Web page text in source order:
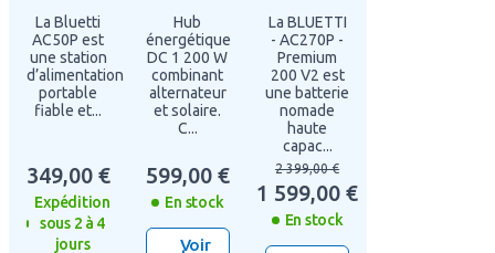
(LiFePO4) garantit une excellente stabilité thermique ainsi
qu’une durée de vie nettement supérieure aux batteries
lithium classiques.
La station dispose également :
ventilation silencieux
30 dB
De plusieurs
prises
pour alimenter vos appareils
220V
D’un mode
hors ligne UPS
La Bluetti
AC50P est
une station
d’alimentation
portable
fiable et...
349,00 €
Expédition
sous 2 à 4
jours
Hub
énergétique
DC 1 200 W
combinant
alternateur
et solaire.
C...
599,00 €
En stock
Voir
La BLUETTI
- AC270P -
Premium
200 V2 est
une batterie
nomade
haute
capac...
2 399,00 €
1 599,00 €
En stock